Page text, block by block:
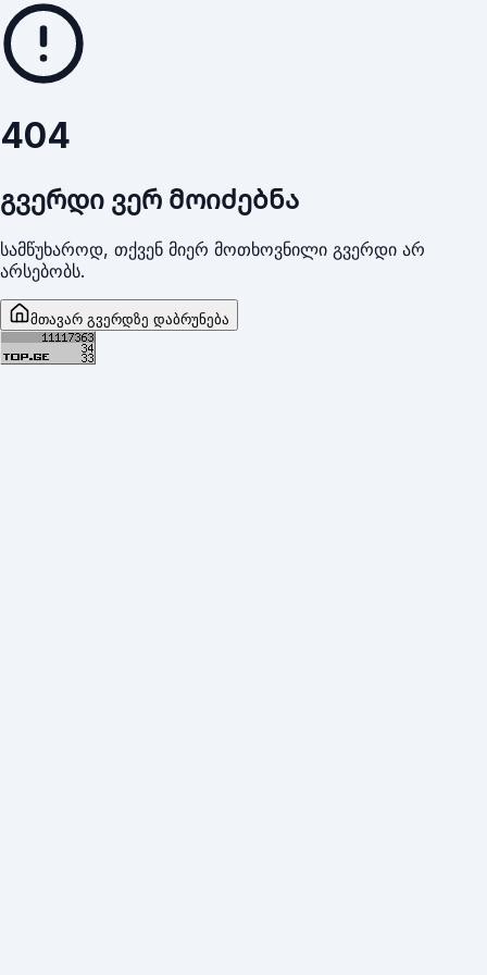
404
გვერდი ვერ მოიძებნა
სამწუხაროდ, თქვენ მიერ მოთხოვნილი გვერდი არ
არსებობს.
მთავარ გვერდზე დაბრუნება